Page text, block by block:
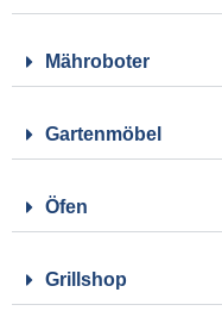
Mähroboter
Gartenmöbel
Öfen
Grillshop